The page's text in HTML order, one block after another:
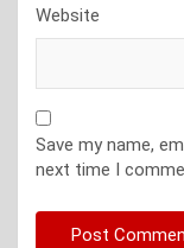
Website
Save my name,
next time I